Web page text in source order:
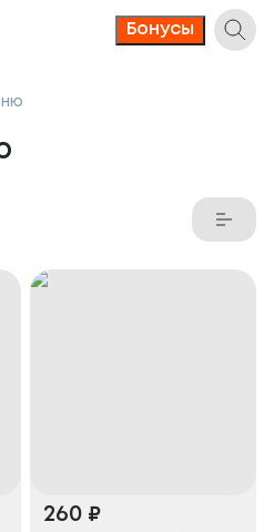
Бонусы
260 ₽